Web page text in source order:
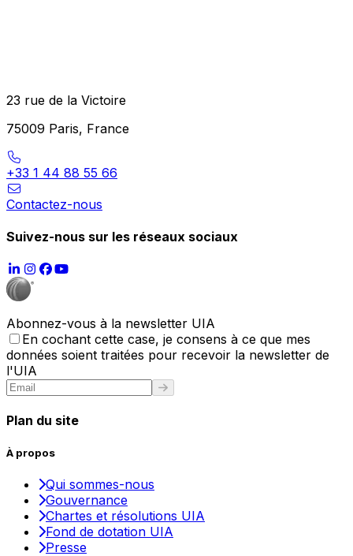
23 rue de la Victoire
75009 Paris, France
+33 1 44 88 55 66
Contactez-nous
Suivez-nous sur les réseaux sociaux
Abonnez-vous à la newsletter UIA
En cochant cette case, je consens à ce que mes
données soient traitées pour recevoir la newsletter de
l'UIA
Plan du site
À propos
Qui sommes-nous
Gouvernance
Chartes et résolutions UIA
Fond de dotation UIA
Presse